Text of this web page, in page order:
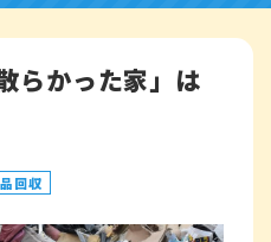
らかった家」は
回収